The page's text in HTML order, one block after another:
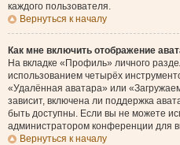
каждого пользователя.
Вернуться к началу
Как мне включить отображение
На вкладке «Профиль» личного
использованием четырёх
«Удалённая аватара» или
зависит, включена ли поддержка
быть доступны. Если вы не можете
администратором конференции для
Вернуться к началу